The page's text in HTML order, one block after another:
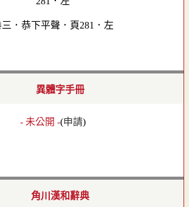
．恭下平聲．頁281．左
異體字手冊
- 未公開 -(申請)
角川漢和辭典